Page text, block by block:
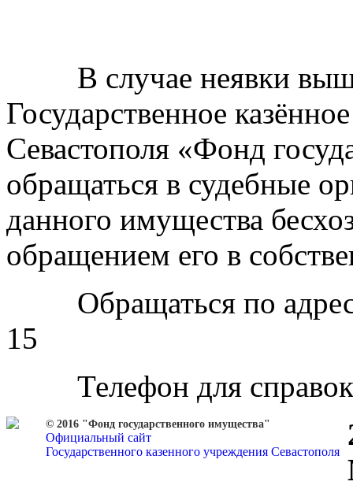
В случае неявки
Государственное
Севастополя «Фонд
обращаться в судебные
данного имущества
обращением его в
Обращаться по
15
Телефон для
© 2016 "Фонд государственного имущества"
Официальный сайт
Государственного казенного учреждения Севастополя